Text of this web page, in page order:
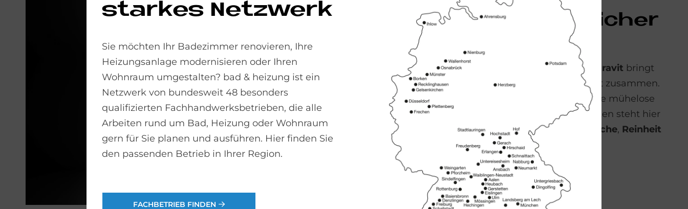
Frisch, sau­ber, si­cher
– je­den Tag
Das ME by Starck Hero Edition WCvon Duravit bringt
modernes Design mit maximalem Komfort zusammen.
Ideal für alle, die Wert auf Hygiene und eine mühelose
Nutzung legen. Statt ständigem Nachdenken steht hier
das gute Gefühl im Vordergrund – von
Frische, Reinheit
Sicherheit.
starkes Netzwerk
Sie möchten Ihr Badezimmer renovieren, Ihre
Heizungsanlage modernisieren oder Ihren
Wohnraum umgestalten? bad & heizung ist ein
Netzwerk von bundesweit 48 besonders
qualifizierten Fachhandwerksbetrieben, die alle
Arbeiten rund um Bad, Heizung oder Wohnraum
gern für Sie planen und ausführen. Hier finden Sie
den passenden Betrieb in Ihrer Region.
FACHBETRIEB FINDEN